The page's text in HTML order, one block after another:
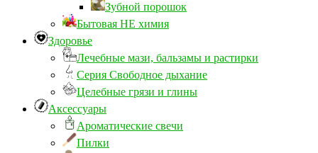
Зубной порошок
Бытовая НЕ химия
Здоровье
Лечебные мази, бальзамы и растирки
Серия Свободное дыхание
Целебные грязи и глины
Аксессуары
Ароматические свечи
Пилки